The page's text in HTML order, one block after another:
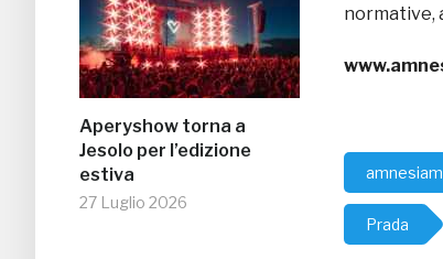
Aperyshow torna a
Jesolo per l’edizione
estiva
27 Luglio 2026
normative,
Prada